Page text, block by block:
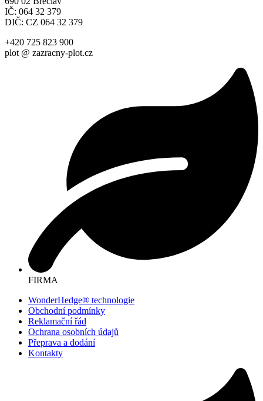
IČ: 064 32 379
DIČ: CZ 064 32 379
+420 725 823 900
plot @ zazracny-plot.cz
FIRMA
WonderHedge® technologie
Obchodní podmínky
Reklamační řád
Ochrana osobních údajů
Přeprava a dodání
Kontakty